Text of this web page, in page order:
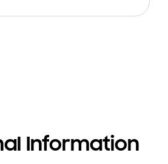
Information